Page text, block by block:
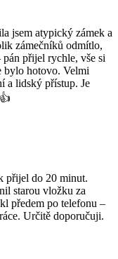
jsem atypický zámek a
zámečníků odmítlo,
přijel rychle, vše si
bylo hotovo. Velmi
a lidský přístup. Je
přijel do 20 minut.
starou vložku za
předem po telefonu –
Určitě doporučuji.